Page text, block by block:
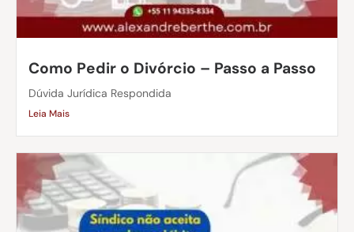
Como Pedir o Divórcio – Passo a Passo
Dúvida Jurídica Respondida
Leia Mais